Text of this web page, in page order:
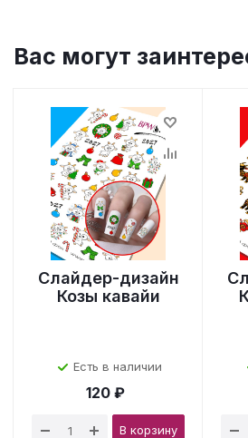
Вас могут
Слайдер-дизайн
Козы кавайи
Есть в наличии
120 ₽
В корзину